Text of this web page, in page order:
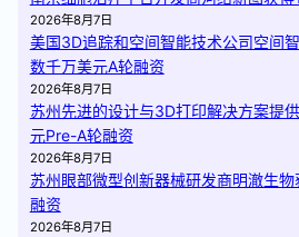
2026年8月7日
美国3D追踪和空间智能技术公司空间
数千万美元A轮融资
2026年8月7日
苏州先进的设计与3D打印解决方案提
元Pre-A轮融资
2026年8月7日
苏州眼部微型创新器械研发商明澈生
融资
2026年8月7日